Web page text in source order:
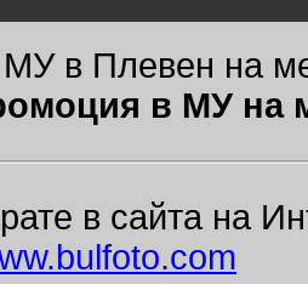
в Плевен на
в МУ на
в сайта на